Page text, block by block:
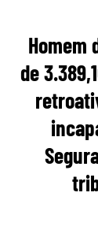
Homem
de